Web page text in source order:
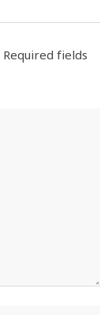
Required fields